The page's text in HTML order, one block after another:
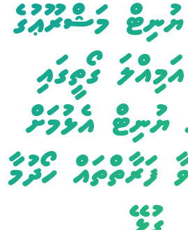
މަޝްރޫޢުގެ
ގޯތީގައި
ޔުނިޓް އެޅުމަށް
ފަރާތްތައް ހޯދުމާ